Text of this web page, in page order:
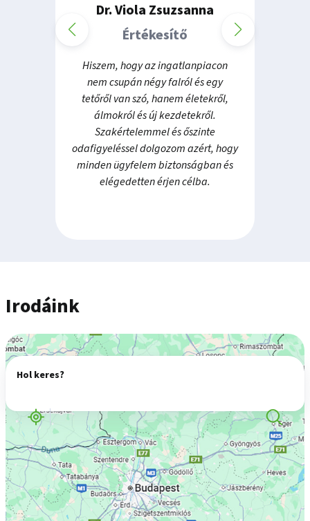
Dr. Viola Zsuzsanna
Értékesítő
Hiszem, hogy az ingatlanpiacon
nem csupán négy falról és egy
tetőről van szó, hanem életekről,
álmokról és új kezdetekről.
Szakértelemmel és őszinte
odafigyeléssel dolgozom azért, hogy
minden ügyfelem biztonságban és
elégedetten érjen célba.
Irodáink
Hol keres?